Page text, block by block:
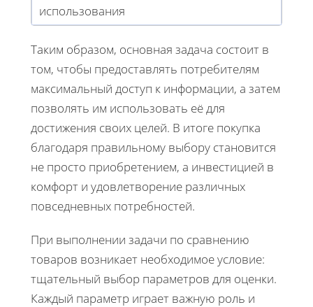
использования
Таким образом, основная задача состоит в
том, чтобы предоставлять потребителям
максимальный доступ к информации, а затем
позволять им использовать её для
достижения своих целей. В итоге покупка
благодаря правильному выбору становится
не просто приобретением, а инвестицией в
комфорт и удовлетворение различных
повседневных потребностей.
При выполнении задачи по сравнению
товаров возникает необходимое условие:
тщательный выбор параметров для оценки.
Каждый параметр играет важную роль и